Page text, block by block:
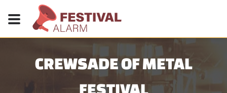
CREWSADE OF METAL
FESTIVAL